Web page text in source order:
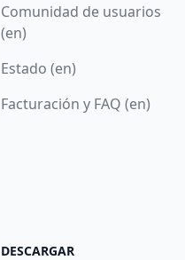
Comunidad de usuarios
(en)
Estado (en)
Facturación y FAQ (en)
DESCARGAR